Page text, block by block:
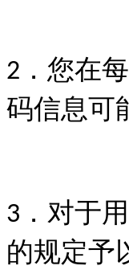
2 ．您在
码信息可
3 ．对于
的规定予